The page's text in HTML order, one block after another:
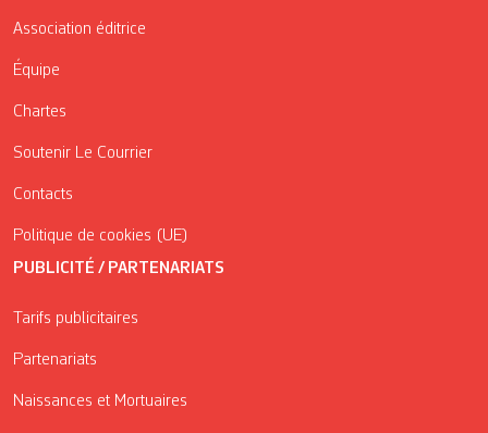
Association éditrice
Équipe
Chartes
Soutenir Le Courrier
Contacts
Politique de cookies (UE)
PUBLICITÉ / PARTENARIATS
Tarifs publicitaires
Partenariats
Naissances et Mortuaires